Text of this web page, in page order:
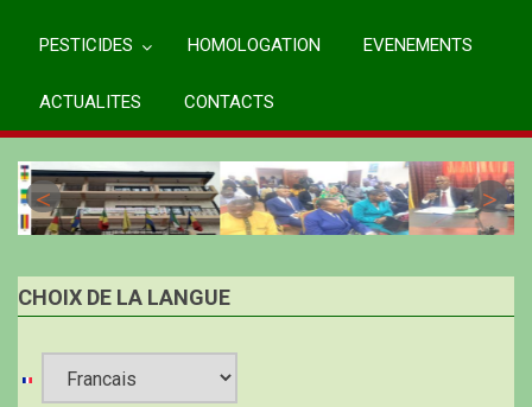
PESTICIDES HOMOLOGATION EVENEMENTS
ACTUALITES CONTACTS
CHOIX DE LA LANGUE